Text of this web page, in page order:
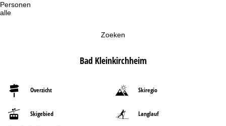
Personen
alle
Zoeken
Bad Kleinkirchheim
Overzicht Skiregio
Skigebied Langlauf